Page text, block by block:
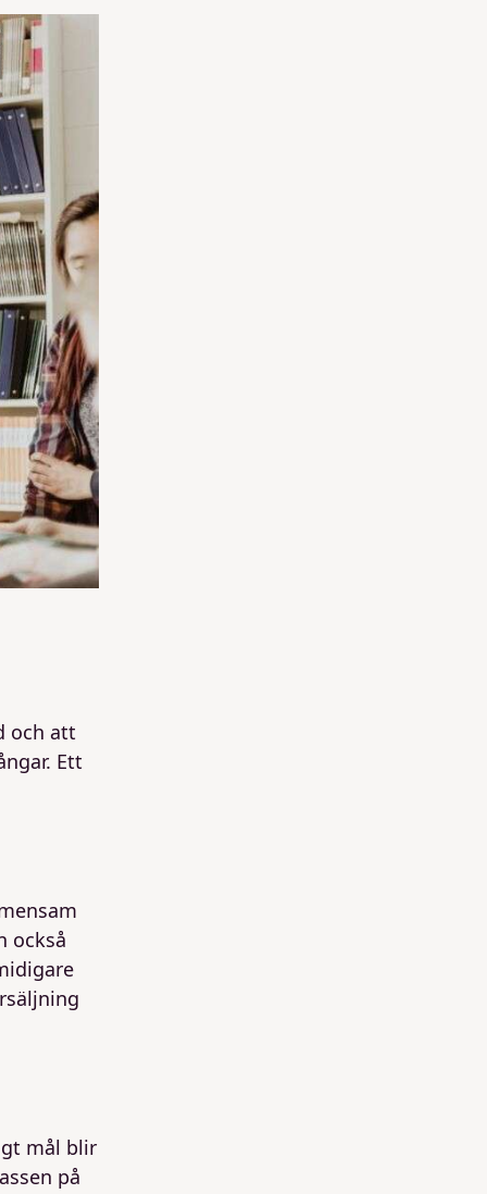
och att
Ett
också
mål blir
på